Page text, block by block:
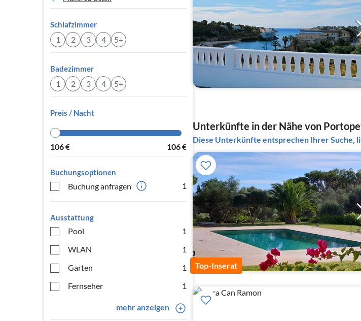
Schlafzimmer
1 2 3 4 5+
Badezimmer
1 2 3 4 5+
Preis / Nacht
106€ 106€
Buchungsoptionen
Buchung anfragen 1
Ausstattung
Pool
1
WLAN
1
Garten
1
Fernseher
1
mehr anzeigen
Unterkünfte in der Nähe von
Diese Unterkünfte entsprechen Ihrer Suche,
Top-Inserat